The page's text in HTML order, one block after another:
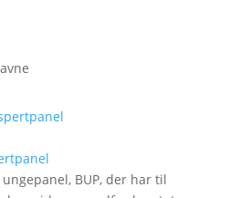
BUP, der har til